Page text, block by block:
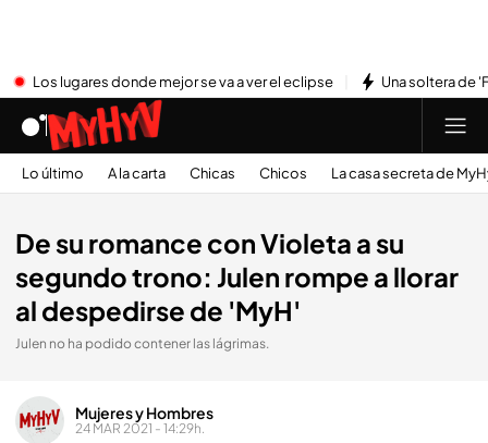
Los lugares donde mejor se va a ver el eclipse Una soltera de
Lo último A la carta Chicas Chicos La casa secreta de
De su romance con Violeta a su
segundo trono: Julen rompe a llorar
al despedirse de 'MyH'
Julen no ha podido contener las lágrimas.
Mujeres y Hombres
24 MAR 2021 - 14:29h.